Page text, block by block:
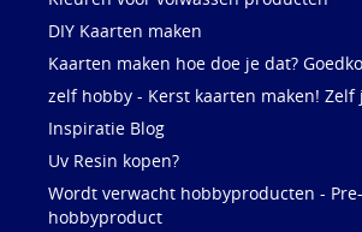
DIY Kaarten maken
Kaarten maken hoe doe je dat?
zelf hobby - Kerst kaarten maken!
Inspiratie Blog
Uv Resin kopen?
Wordt verwacht hobbyproducten -
hobbyproduct